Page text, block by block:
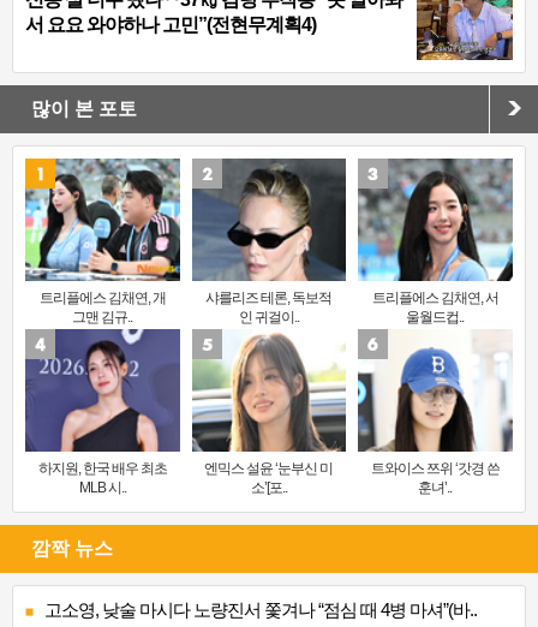
서 요요 와야하나 고민”(전현무계획4)
많이 본 포토
트리플에스 김채연, 개
그맨 김규..
샤를리즈 테론, 독보적
인 귀걸이..
트리플에스 김채연, 서
울월드컵..
하지원, 한국 배우 최초
MLB 시..
엔믹스 설윤 ‘눈부신 미
소’[포..
트와이스 쯔위 ‘갓경 쓴
훈녀’..
깜짝 뉴스
고소영, 낮술 마시다 노량진서 쫓겨나 “점심 때 4병 마셔”(바..